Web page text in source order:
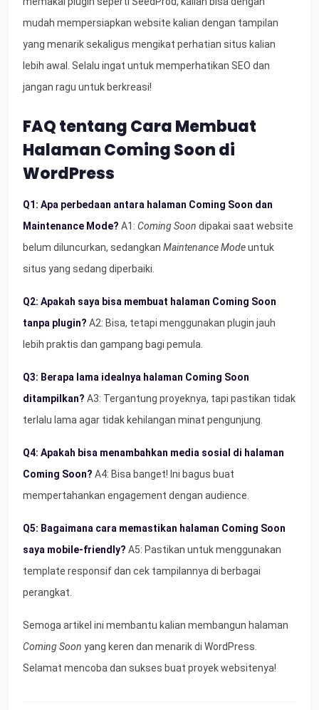
mudah mempersiapkan website kalian dengan tampilan
yang menarik sekaligus mengikat perhatian situs kalian
lebih awal. Selalu ingat untuk memperhatikan SEO dan
jangan ragu untuk berkreasi!
FAQ tentang Cara Membuat
Halaman Coming Soon di
WordPress
Q1: Apa perbedaan antara halaman Coming Soon dan
Maintenance Mode? A1: Coming Soon dipakai saat website
belum diluncurkan, sedangkan Maintenance Modeuntuk
situs yang sedang diperbaiki.
Q2: Apakah saya bisa membuat halaman Coming Soon
tanpa plugin? A2: Bisa, tetapi menggunakan plugin jauh
lebih praktis dan gampang bagi pemula.
Q3: Berapa lama idealnya halaman Coming Soon
ditampilkan? A3: Tergantung proyeknya, tapi pastikan tidak
terlalu lama agar tidak kehilangan minat pengunjung.
Q4: Apakah bisa menambahkan media sosial di halaman
Coming Soon? A4: Bisa banget! Ini bagus buat
mempertahankan engagement dengan audience.
Q5: Bagaimana cara memastikan halaman Coming Soon
saya mobile-friendly? A5: Pastikan untuk menggunakan
template responsif dan cek tampilannya di berbagai
perangkat.
Semoga artikel ini membantu kalian membangun halaman
Coming Soon yang keren dan menarik di WordPress.
Selamat mencoba dan sukses buat proyek websitenya!